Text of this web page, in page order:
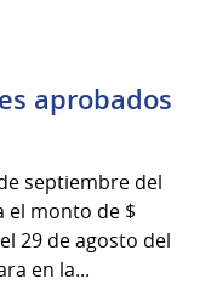
aprobados
septiembre del
el monto de $
29 de agosto del
en la...